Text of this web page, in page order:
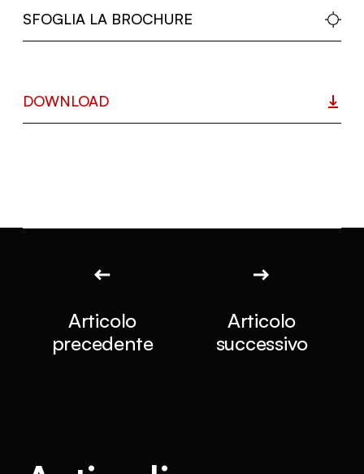
SFOGLIA LA BROCHURE
DOWNLOAD
Articolo
precedente
Articolo
successivo